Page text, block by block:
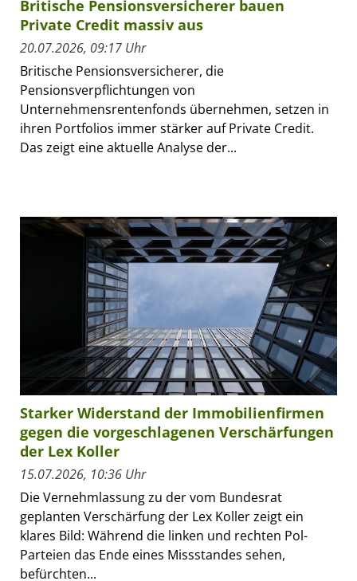
Britische Pensionsversicherer bauen
Private Credit massiv aus
20.07.2026, 09:17 Uhr
Britische Pensionsversicherer, die
Pensionsverpflichtungen von
Unternehmensrentenfonds übernehmen, setzen in
ihren Portfolios immer stärker auf Private Credit.
Das zeigt eine aktuelle Analyse der...
Starker Widerstand der Immobilienfirmen
gegen die vorgeschlagenen Verschärfungen
der Lex Koller
15.07.2026, 10:36 Uhr
Die Vernehmlassung zu der vom Bundesrat
geplanten Verschärfung der Lex Koller zeigt ein
klares Bild: Während die linken und rechten Pol-
Parteien das Ende eines Missstandes sehen,
befürchten...